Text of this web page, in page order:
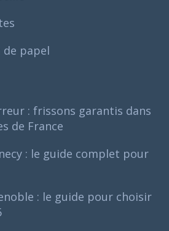
de papel
: frissons garantis dans
de France
: le guide complet pour
: le guide pour choisir